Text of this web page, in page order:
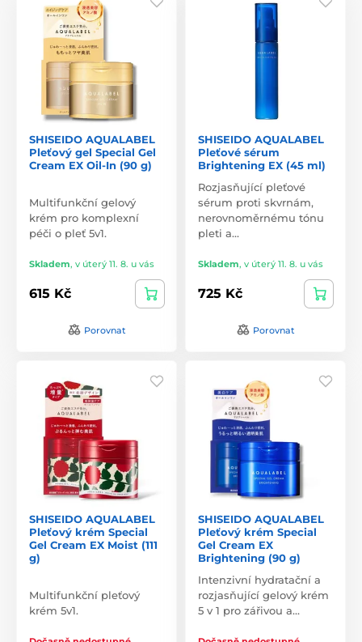
SHISEIDO AQUALABEL
Pleťový gel Special Gel
Cream EX Oil-In (90 g)
Multifunkční gelový
krém pro komplexní
péči o pleť 5v1.
Skladem, v úterý 11. 8. u vás
615 Kč
Porovnat
SHISEIDO AQUALABEL
Pleťové sérum
Brightening EX (45 ml)
Rozjasňující pleťové
sérum proti skvrnám,
nerovnoměrnému tónu
pleti a…
Skladem, v úterý 11. 8. u vás
725 Kč
Porovnat
SHISEIDO AQUALABEL
Pleťový krém Special
Gel Cream EX Moist (111
g)
Multifunkční pleťový
krém 5v1.
SHISEIDO AQUALABEL
Pleťový krém Special
Gel Cream EX
Brightening (90 g)
Intenzivní hydratační a
rozjasňující gelový krém
5 v 1 pro zářivou a…